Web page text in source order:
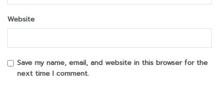
Website
Save my name, email, and website in this browser for the
next time I comment.